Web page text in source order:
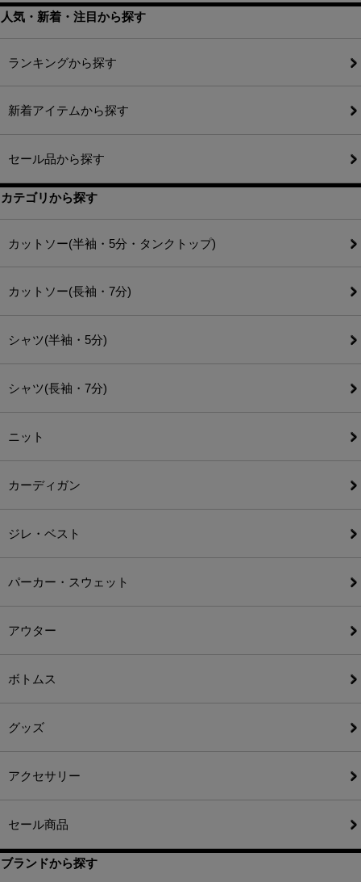
人気・新着・注目から探す
ランキングから探す
新着アイテムから探す
セール品から探す
カテゴリから探す
カットソー(半袖・5分・タンクトップ)
カットソー(長袖・7分)
シャツ(半袖・5分)
シャツ(長袖・7分)
ニット
カーディガン
ジレ・ベスト
パーカー・スウェット
アウター
ボトムス
グッズ
アクセサリー
セール商品
ブランドから探す